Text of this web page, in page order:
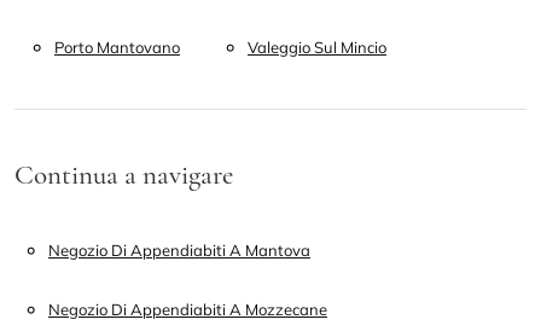
Porto Mantovano Valeggio Sul Mincio
Continua a navigare
Negozio Di Appendiabiti A Mantova
Negozio Di Appendiabiti A Mozzecane